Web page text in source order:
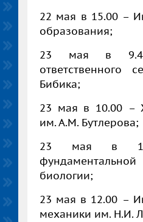
22 мая в 15.00 –
образования;
23 мая в
ответственного
Бибика;
23 мая в 10.00 –
им. А.М. Бутлерова;
23 мая в
биологии;
23 мая в 12.00 –
механики им. Н.И.